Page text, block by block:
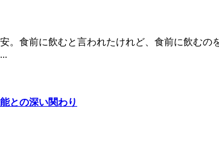
。食前に飲むと言われたけれど、食前に飲む
との深い関わり